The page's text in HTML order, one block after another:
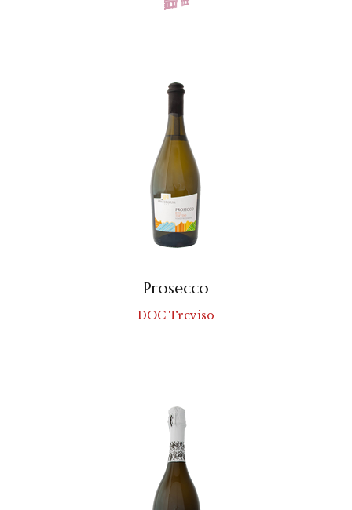
Prosecco
DOC Treviso